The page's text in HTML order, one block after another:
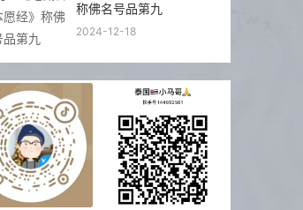
称佛名号品第九
2024-12-18